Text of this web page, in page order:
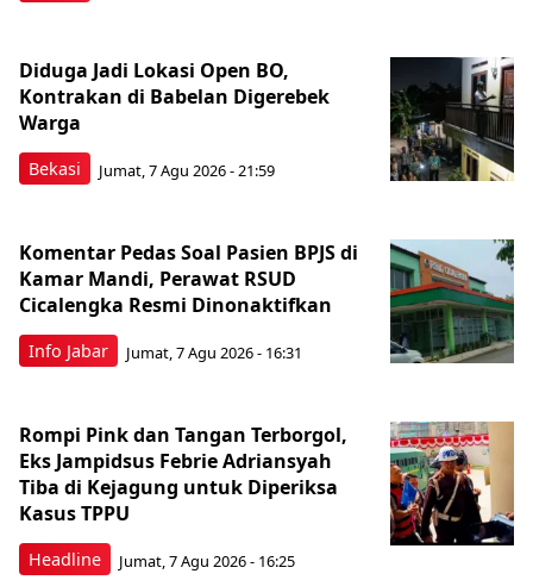
Bekasi
Diduga Jadi Lokasi Open BO,
Kontrakan di Babelan Digerebek
Warga
Jumat, 7 Agu 2026 - 21:59
Info Jabar
Komentar Pedas Soal Pasien BPJS di
Kamar Mandi, Perawat RSUD
Cicalengka Resmi Dinonaktifkan
Jumat, 7 Agu 2026 - 16:31
Headline
Rompi Pink dan Tangan Terborgol,
Eks Jampidsus Febrie Adriansyah
Tiba di Kejagung untuk Diperiksa
Kasus TPPU
Jumat, 7 Agu 2026 - 16:25